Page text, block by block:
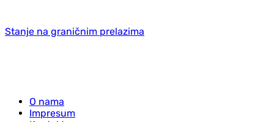
Stanje na graničnim prelazima
O nama
Impresum